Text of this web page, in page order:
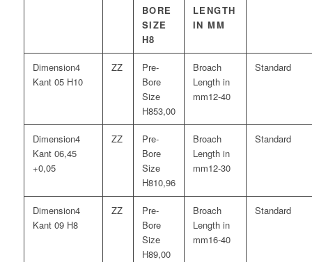
BORE
SIZE
H8
LENGTH
IN MM
4
Kant 05 H10
53,00
12-40
4
Kant 06,45
+0,05
10,96
12-30
4
Kant 09 H8
9,00
16-40